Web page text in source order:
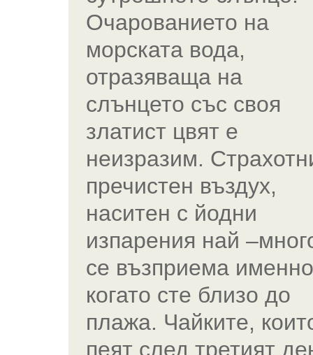
Очарованието на
морската вода,
отразяваща на
слънцето със своя
златист цвят е
неизразим.
пречистен въздух,
наситен с йодни
изпарения най
се възприема
когато сте близо до
плажа. Чайките,
пеят след третият